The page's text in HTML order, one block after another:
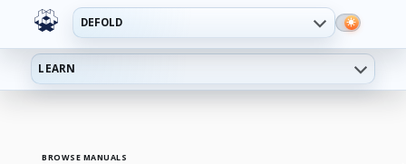
DEFOLD
LEARN
BROWSE MANUALS